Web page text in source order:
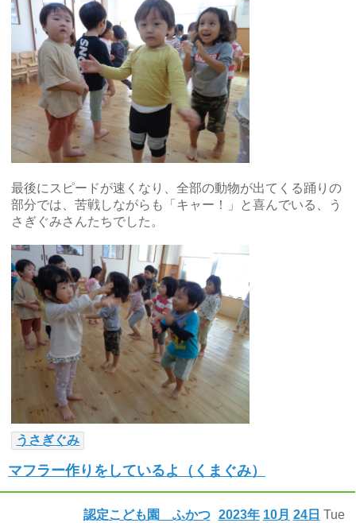
最後にスピードが速くなり、全部の動物が出てくる踊りの
部分では、苦戦しながらも「キャー！」と喜んでいる、う
さぎぐみさんたちでした。
うさぎぐみ
マフラー作りをしているよ（くまぐみ）
2023年 10月 24日 Tue
認定こども園 ふかつ